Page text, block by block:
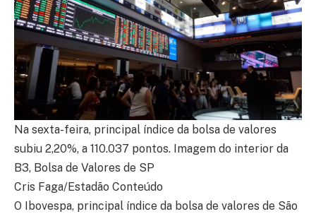
Na sexta-feira, principal índice da bolsa de valores
subiu 2,20%, a 110.037 pontos. Imagem do interior da
B3, Bolsa de Valores de SP
Cris Faga/Estadão Conteúdo
O Ibovespa, principal índice da bolsa de valores de São